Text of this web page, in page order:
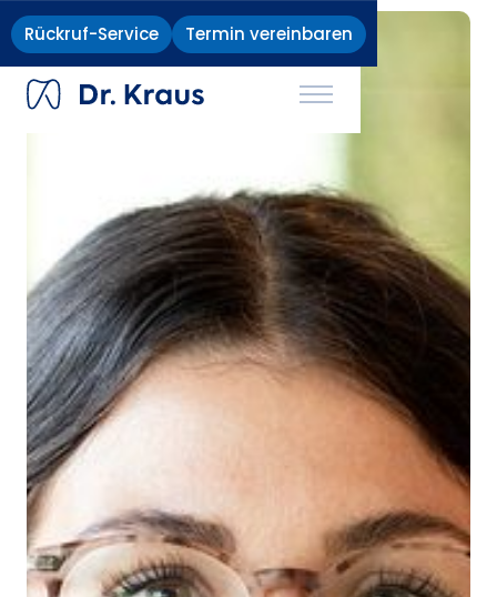
Zahnärzte Implantatklinik Karriere
Rückruf-Service Termin vereinbaren